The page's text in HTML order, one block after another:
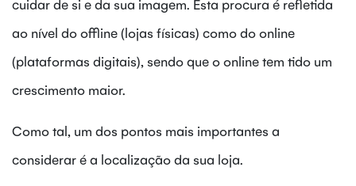
cuidar de si e da sua imagem. Esta procura é refletida
ao nível do offline (lojas físicas) como do online
(plataformas digitais), sendo que o online tem tido um
crescimento maior.
Como tal, um dos pontos mais importantes a
considerar é a localização da sua loja.